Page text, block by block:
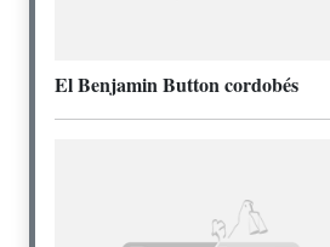
El Benjamin Button cordobés